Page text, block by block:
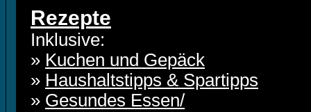
Rezepte
Inklusive:
» Kuchen und Gepäck
» Haushaltstipps & Spartipps
» Gesundes Essen/